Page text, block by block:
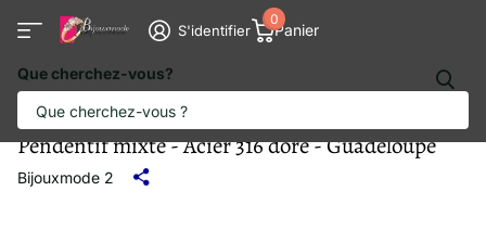
Que cherchez-vous?
S'identifier Panier
0
Pendentif mixte - Acier 316 doré - Guadeloupe
Bijouxmode 2